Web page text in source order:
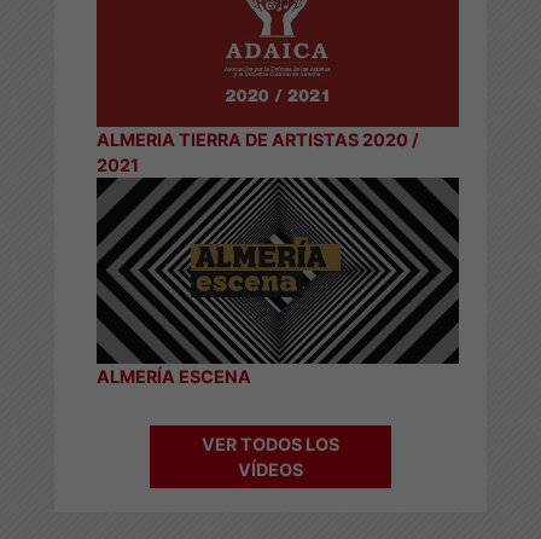
ALMERIA TIERRA DE ARTISTAS 2020 /
2021
ALMERÍA ESCENA
VER TODOS LOS
VÍDEOS